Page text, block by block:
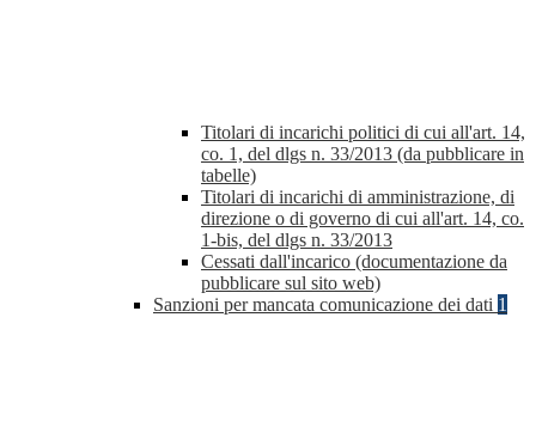
Titolari di incarichi politici di cui all'art. 14,
co. 1, del dlgs n. 33/2013 (da pubblicare in
tabelle)
Titolari di incarichi di amministrazione, di
direzione o di governo di cui all'art. 14, co.
1-bis, del dlgs n. 33/2013
Cessati dall'incarico (documentazione da
pubblicare sul sito web)
Sanzioni per mancata comunicazione dei dati 1